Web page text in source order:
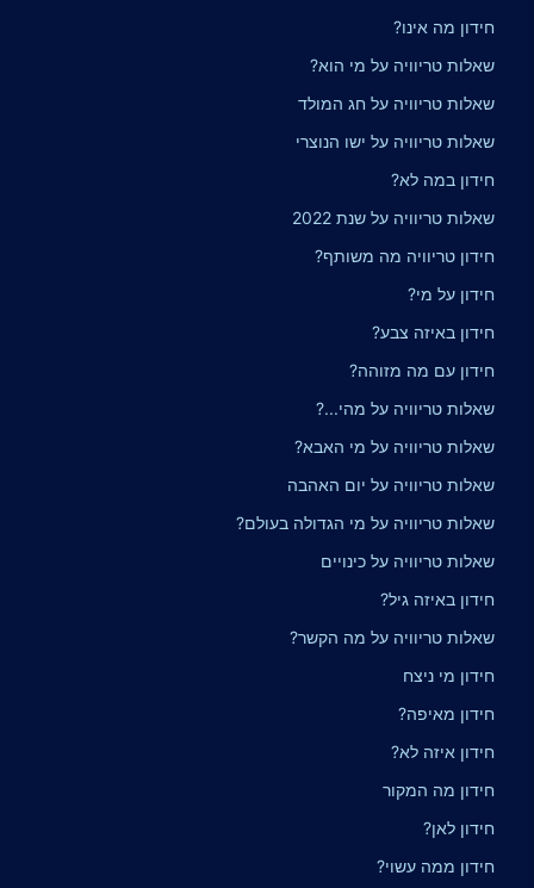
חידון מה אינו?
שאלות טריוויה על מי הוא?
שאלות טריוויה על חג המולד
שאלות טריוויה על ישו הנוצרי
חידון במה לא?
שאלות טריוויה על שנת 2022
חידון טריוויה מה משותף?
חידון על מי?
חידון באיזה צבע?
חידון עם מה מזוהה?
שאלות טריוויה על מהי...?
שאלות טריוויה על מי האבא?
שאלות טריוויה על יום האהבה
שאלות טריוויה על מי הגדולה בעולם?
שאלות טריוויה על כינויים
חידון באיזה גיל?
שאלות טריוויה על מה הקשר?
חידון מי ניצח
חידון מאיפה?
חידון איזה לא?
חידון מה המקור
חידון לאן?
חידון ממה עשוי?